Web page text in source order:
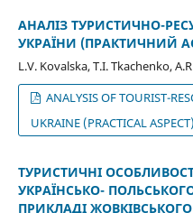
АНАЛІЗ ТУРИСТИЧНО-
УКРАЇНИ (ПРАКТИЧНИЙ
L.V. Kovalska, T.I. Tkachenko,
ANALYSIS OF TOURIST-
UKRAINE (PRACTICAL ASPECT)
ТУРИСТИЧНІ
УКРАЇНСЬКО-
ПРИКЛАДІ